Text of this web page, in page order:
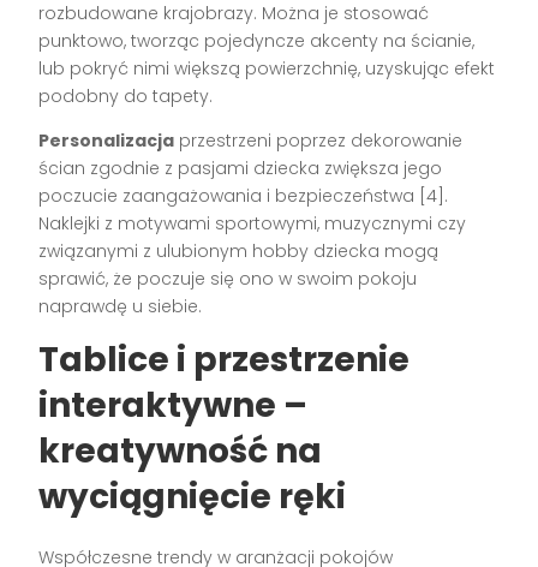
rozbudowane krajobrazy. Można je stosować
punktowo, tworząc pojedyncze akcenty na ścianie,
lub pokryć nimi większą powierzchnię, uzyskując efekt
podobny do tapety.
Personalizacja przestrzeni poprzez dekorowanie
ścian zgodnie z pasjami dziecka zwiększa jego
poczucie zaangażowania i bezpieczeństwa [4].
Naklejki z motywami sportowymi, muzycznymi czy
związanymi z ulubionym hobby dziecka mogą
sprawić, że poczuje się ono w swoim pokoju
naprawdę u siebie.
Tablice i przestrzenie
interaktywne –
kreatywność na
wyciągnięcie ręki
Współczesne trendy w aranżacji pokojów